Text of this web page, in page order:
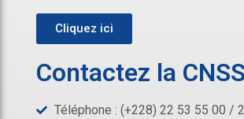
Cliquez ici
Contactez la
Téléphone : (+228) 22 53 55 00 /